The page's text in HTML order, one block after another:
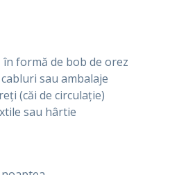
în formă de bob de orez
sau ambalaje
(căi de circulație)
sau hârtie